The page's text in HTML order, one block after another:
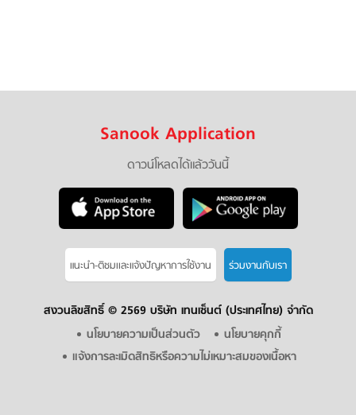
Sanook Application
ดาวน์โหลดได้แล้ววันนี้
แนะนำ-ติชมเเละแจ้งปัญหาการใช้งาน ร่วมงานกับเรา
สงวนลิขสิทธิ์ © 2569 บริษัท เทนเซ็นต์ (ประเทศไทย) จำกัด
นโยบายความเป็นส่วนตัว
นโยบายคุกกี้
แจ้งการละเมิดสิทธิหรือความไม่เหมาะสมของเนื้อหา